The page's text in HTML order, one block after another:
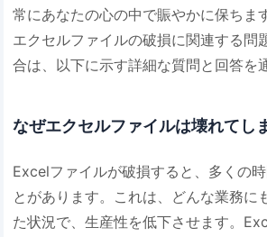
常にあなたの心の中で賑やかに保ちま
エクセルファイルの破損に関連する問
合は、以下に示す詳細な質問と回答を
なぜエクセルファイルは壊れてし
Excelファイルが破損すると、多くの
とがあります。これは、どんな業務に
た状況で、生産性を低下させます。